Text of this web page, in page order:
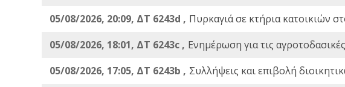
05/08/2026, 20:09, ΔΤ 6243d , Πυρκαγιά σε κτήρια κατοικιών
05/08/2026, 18:01, ΔΤ 6243c , Ενημέρωση για τις
05/08/2026, 17:05, ΔΤ 6243b , Συλλήψεις και επιβολή